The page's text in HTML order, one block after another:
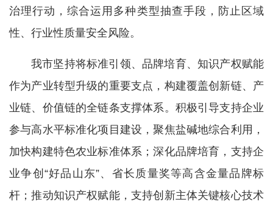
治理行动，综合运用多种类型抽查手段，防止区域
性、行业性质量安全风险。
我市坚持将标准引领、品牌培育、知识产权赋能
作为产业转型升级的重要支点，构建覆盖创新链、产
业链、价值链的全链条支撑体系。积极引导支持企业
参与高水平标准化项目建设，聚焦盐碱地综合利用，
加快构建特色农业标准体系；深化品牌培育，支持企
业争创“好品山东”、省长质量奖等高含金量品牌标
杆；推动知识产权赋能，支持创新主体关键核心技术